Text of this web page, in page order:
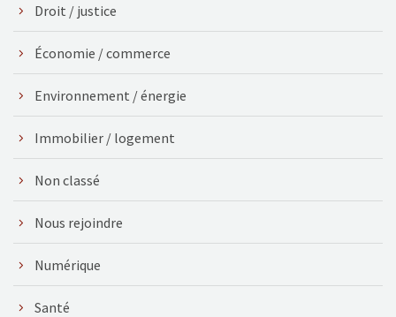
Droit / justice
Économie / commerce
Environnement / énergie
Immobilier / logement
Non classé
Nous rejoindre
Numérique
Santé